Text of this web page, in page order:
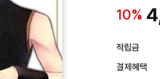
10%
적립금
결제혜택